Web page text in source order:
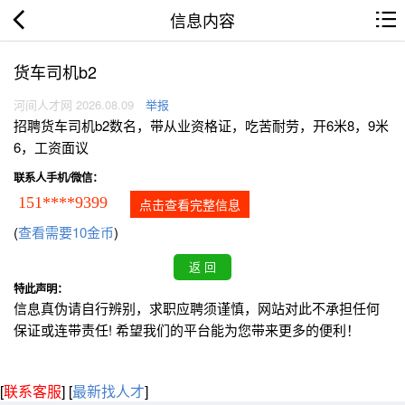
信息内容
货车司机b2
河间人才网 2026.08.09 举报
招聘货车司机b2数名，带从业资格证，吃苦耐劳，开6米8，9米
6，工资面议
联系人手机/微信：
151****9399 点击查看完整信息
(查看需要10金币)
特此声明：
信息真伪请自行辨别，求职应聘须谨慎，网站对此不承担任何
保证或连带责任! 希望我们的平台能为您带来更多的便利！
[联系客服] [最新找人才]